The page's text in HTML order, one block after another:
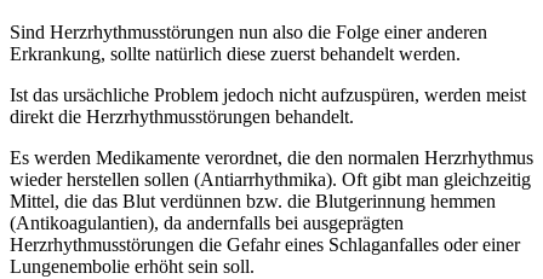
Sind Herzrhythmusstörungen nun also die Folge einer anderen
Erkrankung, sollte natürlich diese zuerst behandelt werden.
Ist das ursächliche Problem jedoch nicht aufzuspüren, werden meist
direkt die Herzrhythmusstörungen behandelt.
Es werden Medikamente verordnet, die den normalen Herzrhythmus
wieder herstellen sollen (Antiarrhythmika). Oft gibt man gleichzeitig
Mittel, die das Blut verdünnen bzw. die Blutgerinnung hemmen
(Antikoagulantien), da andernfalls bei ausgeprägten
Herzrhythmusstörungen die Gefahr eines Schlaganfalles oder einer
Lungenembolie erhöht sein soll.